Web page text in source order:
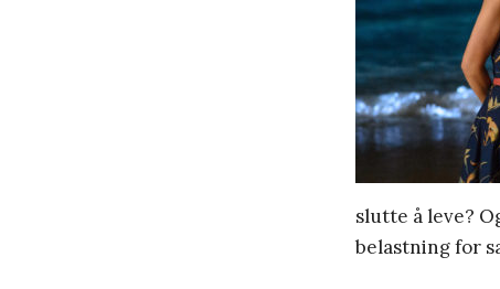
slutte å leve?
belastning for